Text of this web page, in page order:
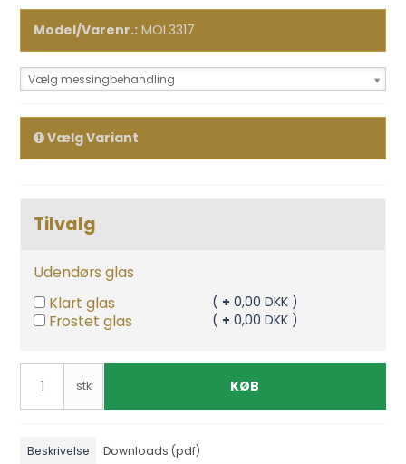
Model/Varenr.: MOL3317
Vælg messingbehandling
Vælg Variant
Tilvalg
Udendørs glas
Klart glas
( + 0,00 DKK )
Frostet glas ( + 0,00 DKK )
stk KØB
Beskrivelse Downloads (pdf)